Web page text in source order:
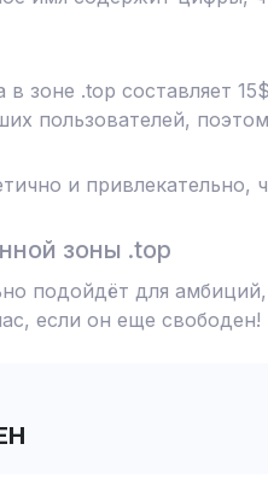
зоне .top составляет
пользователей,
и привлекательно,
зоны .top
подойдёт для
если он еще свободен!